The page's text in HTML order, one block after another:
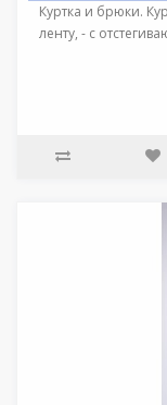
Куртка и брюки.
ленту, - с